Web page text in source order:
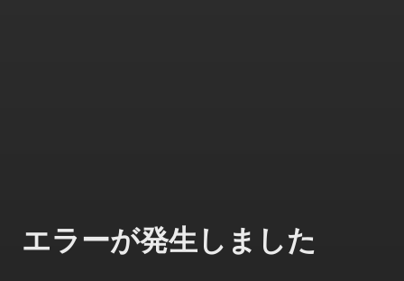
エラーが発生しました